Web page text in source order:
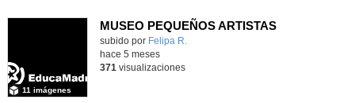
MUSEO PEQUEÑOS ARTISTAS
subido por Felipa R.
11 imágenes
hace 5 meses
371 visualizaciones